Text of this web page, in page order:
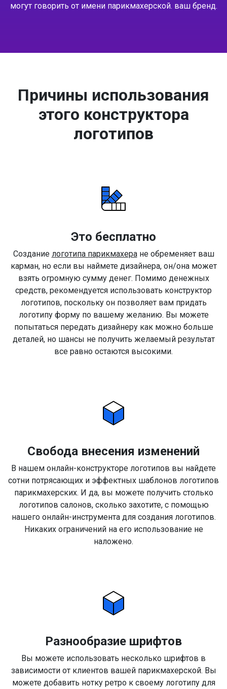
могут говорить от имени парикмахерской. ваш бренд.
Причины использования
этого конструктора
логотипов
Это бесплатно
Создание логотипа парикмахеране обременяет ваш
карман, но если вы наймете дизайнера, он/она может
взять огромную сумму денег. Помимо денежных
средств, рекомендуется использовать конструктор
логотипов, поскольку он позволяет вам придать
логотипу форму по вашему желанию. Вы можете
попытаться передать дизайнеру как можно больше
деталей, но шансы не получить желаемый результат
все равно остаются высокими.
Свобода внесения изменений
В нашем онлайн-конструкторе логотипов вы найдете
сотни потрясающих и эффектных шаблонов логотипов
парикмахерских. И да, вы можете получить столько
логотипов салонов, сколько захотите, с помощью
нашего онлайн-инструмента для создания логотипов.
Никаких ограничений на его использование не
наложено.
Разнообразие шрифтов
Вы можете использовать несколько шрифтов в
зависимости от клиентов вашей парикмахерской. Вы
можете добавить нотку ретро к своему логотипу для